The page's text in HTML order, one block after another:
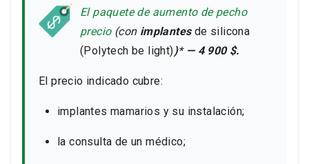
El paquete de aumento de pecho
precio(con implantesde silicona
(Polytech be light))* — 4 900 $.
El precio indicado cubre:
implantes mamarios y su instalación;
la consulta de un médico;